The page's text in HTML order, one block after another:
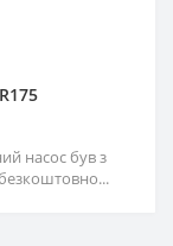
насос був з